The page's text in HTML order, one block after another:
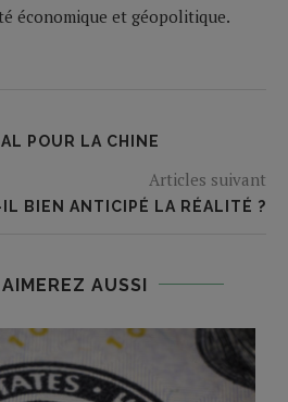
économique et géopolitique.
POUR LA CHINE
Articles suivant
IL BIEN ANTICIPÉ LA RÉALITÉ ?
AUSSI